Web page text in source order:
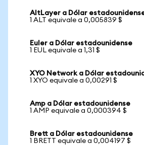
AltLayer a Dólar
1 ALT equivale a 0,005839 $
Euler a Dólar estadounidense
1 EUL equivale a 1,31 $
XYO Network a Dólar
1 XYO equivale a 0,00291 $
Amp a Dólar estadounidense
1 AMP equivale a 0,000394 $
Brett a Dólar estadounidense
1 BRETT equivale a 0,004197 $